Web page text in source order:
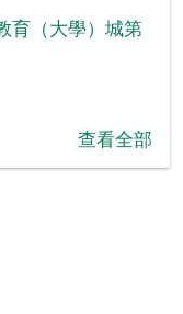
育（大學）城第
查看全部